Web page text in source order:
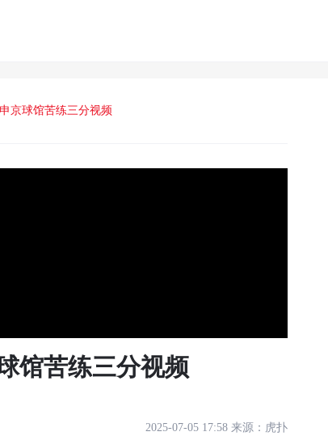
京球馆苦练三分视频
馆苦练三分视频
2025-07-05 17:58 来源： 虎扑